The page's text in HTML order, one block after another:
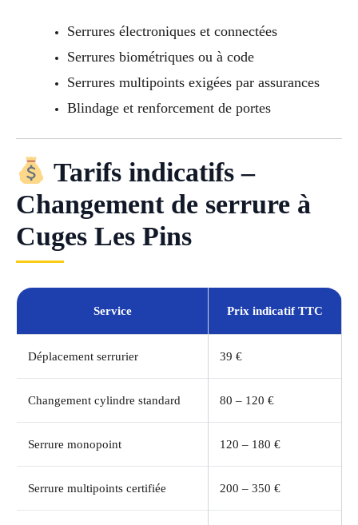
Serrures électroniques et connectées
Serrures biométriques ou à code
Serrures multipoints exigées par assurances
Blindage et renforcement de portes
Tarifs indicatifs –
Changement de serrure à
Cuges Les Pins
Service Prix indicatif TTC
Déplacement serrurier 39 €
Changement cylindre standard 80 – 120 €
Serrure monopoint 120 – 180 €
Serrure multipoints certifiée 200 – 350 €